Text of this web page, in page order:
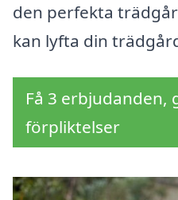
den perfekta
kan lyfta din
Få 3 erbjudanden,
förpliktelser